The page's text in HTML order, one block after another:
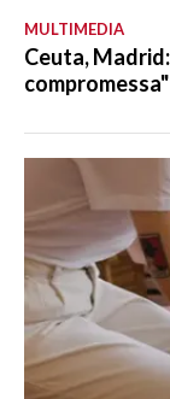
MULTIMEDIA
Ceuta,
compromessa"